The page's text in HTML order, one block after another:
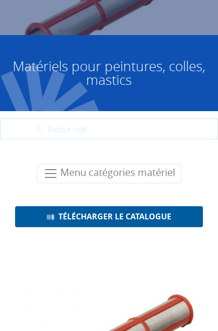
Matériels pour peintures, colles,
mastics
Retour liste
Menu catégories matériel
TÉLÉCHARGER LE CATALOGUE